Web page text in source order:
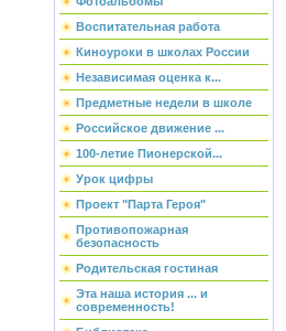
Воспитательная работа
Киноуроки в школах России
Независимая оценка к...
Предметные недели в школе
Российское движение ...
100-летие Пионерской...
Урок цифры
Проект "Парта Героя"
Противопожарная
безопасность
Родительская гостиная
Эта наша история ... и
современность!